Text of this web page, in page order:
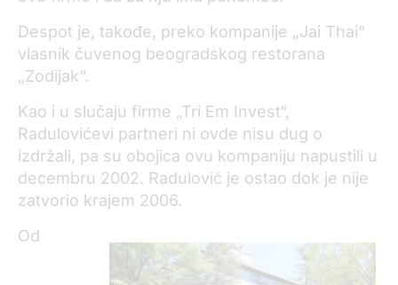
Despot je, takođe, preko kompanije „Jai Thai“
vlasnik čuvenog beogradskog restorana
„Zodijak“.
Kao i u slučaju firme „Tri Em Invest“,
Radulovićevi partneri ni ovde nisu dug o
izdržali, pa su obojica ovu kompaniju napustili u
decembru 2002. Radulović je ostao dok je nije
zatvorio krajem 2006.
Od